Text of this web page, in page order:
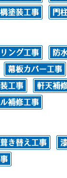
塗装工事 門
ング工事 防
幕板カバー工事
工事 軒天補
補修工事
き替え工事